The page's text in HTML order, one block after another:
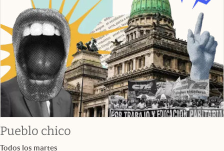
Pueblo chico
Todos los martes